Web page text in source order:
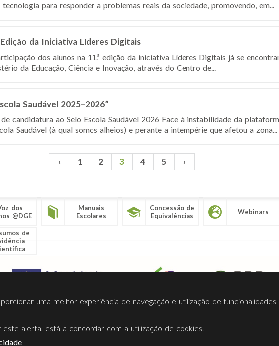
para responder a problemas reais da sociedade, promovendo, em...
da Iniciativa Líderes Digitais
dos alunos na 11.ª edição da iniciativa Líderes Digitais já se
da Educação, Ciência e Inovação, através do Centro de...
Saudável 2025–2026”
candidatura ao Selo Escola Saudável 2026 Face à instabilidade da
Saudável (à qual somos alheios) e perante a intempérie que afetou a zona...
‹ 1 2 3 4 5 ›
dos
@DGE
Manuais
Escolares
Concessão de
Equivalências
Webinars
de
Termos Utilização Contactos Ligações Facebook
uma melhor experiência de navegação e utilização de funcionalidades
alerta, está a concordar com a utilização de cookies.